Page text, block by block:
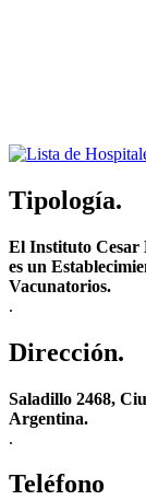
Tipología.
El Instituto Cesar
es un
Vacunatorios.
.
Dirección.
Saladillo 2468,
Argentina.
.
Teléfono